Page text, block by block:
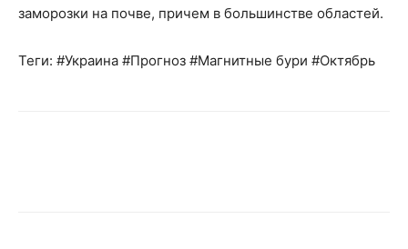
заморозки на почве, причем в большинстве областей.
Теги: #Украина #Прогноз #Магнитные бури #Октябрь